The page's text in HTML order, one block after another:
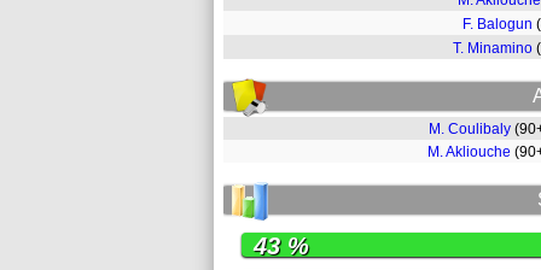
F. Balogun
T. Minamino
M. Coulibaly
M. Akliouche
43 %